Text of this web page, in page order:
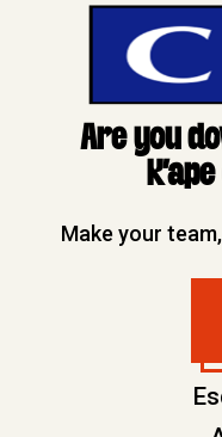
Are you
Make your